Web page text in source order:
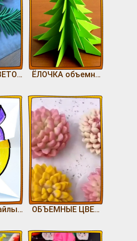
СОСНОВАЯ ВЕТОЧКА С ШИШКОЙ ЁЛОЧКА объемная поделка
Игрушка-смайлы 😃 ОБЪЕМНЫЕ ЦВЕТЫ